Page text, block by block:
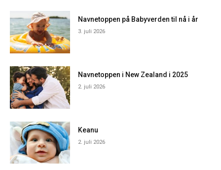
Navnetoppen på Babyverden til nå i år
3. juli 2026
Navnetoppen i New Zealand i 2025
2. juli 2026
Keanu
2. juli 2026